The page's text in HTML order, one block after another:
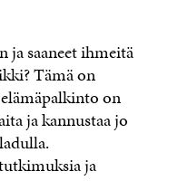
saaneet ihmeitä
Tämä on
on
ja kannustaa jo
ja